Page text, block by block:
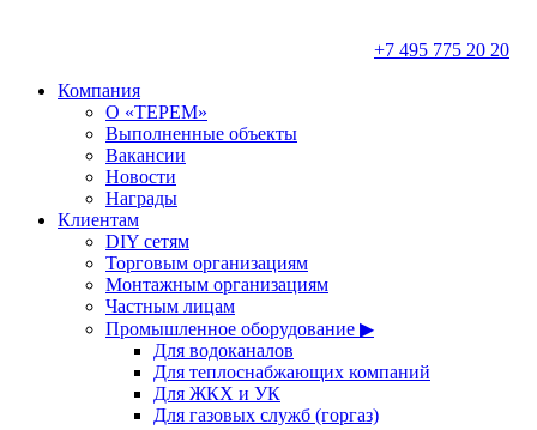
+7 495 775 20 20
Компания
О «ТЕРЕМ»
Выполненные объекты
Вакансии
Новости
Награды
Клиентам
DIY сетям
Торговым организациям
Монтажным организациям
Частным лицам
Промышленное оборудование ▶
Для водоканалов
Для теплоснабжающих компаний
Для ЖКХ и УК
Для газовых служб (горгаз)